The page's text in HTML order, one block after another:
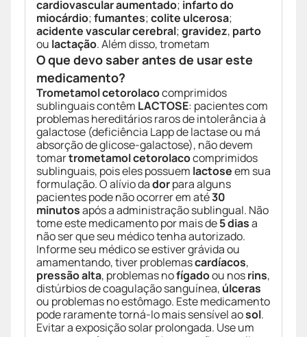
cardiovascular aumentado; infarto do
miocárdio;fumantes;colite ulcerosa;
acidente vascular cerebral;gravidez, parto
ou lactação. Além disso, trometam
O que devo saber antes de usar este
medicamento?
Trometamol cetorolacocomprimidos
sublinguais contêm LACTOSE: pacientes com
problemas hereditários raros de intolerância à
galactose (deficiência Lapp de lactase ou má
absorção de glicose-galactose), não devem
tomartrometamol cetorolacocomprimidos
sublinguais, pois eles possuem lactoseem sua
formulação. O alívio dadorpara alguns
pacientes pode não ocorrer em até30
minutosapós a administração sublingual. Não
tome este medicamento por mais de5 diasa
não ser que seu médico tenha autorizado.
Informe seu médico se estiver grávida ou
amamentando, tiver problemascardíacos,
pressão alta, problemas nofígadoou nosrins,
distúrbios de coagulação sanguínea, úlceras
ou problemas no estômago. Este medicamento
pode raramente torná-lo mais sensível aosol.
Evitar a exposição solar prolongada. Use um